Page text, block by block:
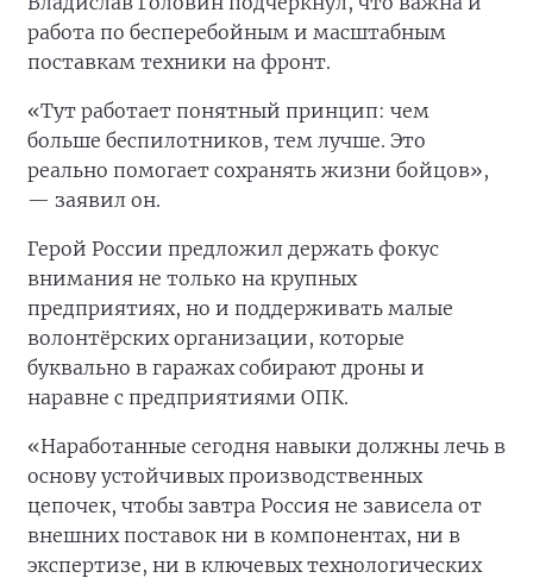
работа по бесперебойным и масштабным
поставкам техники на фронт.
«Тут работает понятный принцип: чем
больше беспилотников, тем лучше. Это
реально помогает сохранять жизни бойцов»,
— заявил он.
Герой России предложил держать фокус
внимания не только на крупных
предприятиях, но и поддерживать малые
волонтёрских организации, которые
буквально в гаражах собирают дроны и
наравне с предприятиями ОПК.
«Наработанные сегодня навыки должны лечь в
основу устойчивых производственных
цепочек, чтобы завтра Россия не зависела от
внешних поставок ни в компонентах, ни в
экспертизе, ни в ключевых технологических